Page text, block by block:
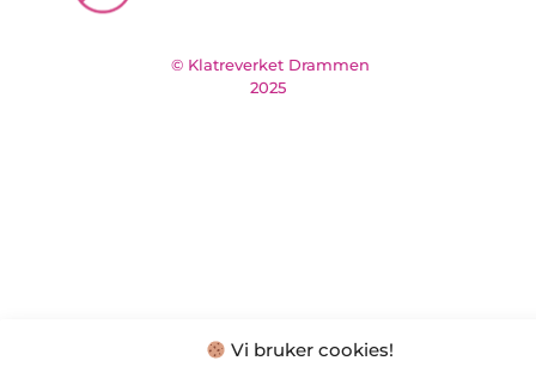
Vi bruker cookies!
© Klatreverket Drammen
2025